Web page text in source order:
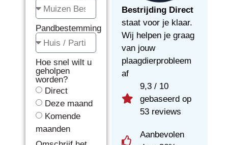
Pandbestemming
Hoe snel wilt u
geholpen
worden?
Direct
Deze maand
Komende
maanden
Bestrijding Direct
staat voor je klaar.
Wij helpen je graag
van jouw
plaagdierprobleem
af
9,3 / 10
gebaseerd op
53 reviews
Aanbevolen